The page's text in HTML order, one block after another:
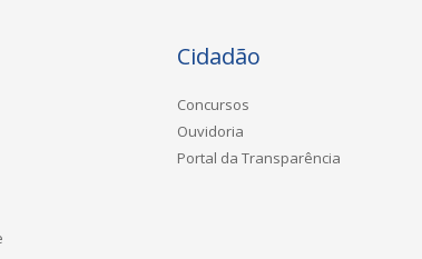
Cidadão
Concursos
Ouvidoria
Portal da Transparência